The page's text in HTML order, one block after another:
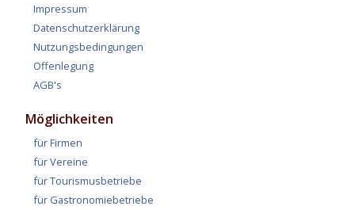
Impressum
Datenschutzerklärung
Nutzungsbedingungen
Offenlegung
AGB's
Möglichkeiten
für Firmen
für Vereine
für Tourismusbetriebe
für Gastronomiebetriebe